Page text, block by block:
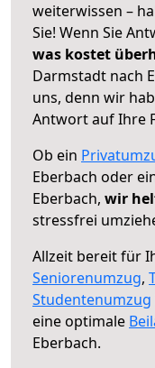
weiterwissen –
Sie! Wenn Sie
was kostet
Darmstadt nach
uns, denn wir
Antwort auf Ihre
Ob ein
Eberbach oder
Eberbach, wir
stressfrei
Allzeit bereit für
Seniorenumzug,
Studentenumzug
eine optimale
Eberbach.